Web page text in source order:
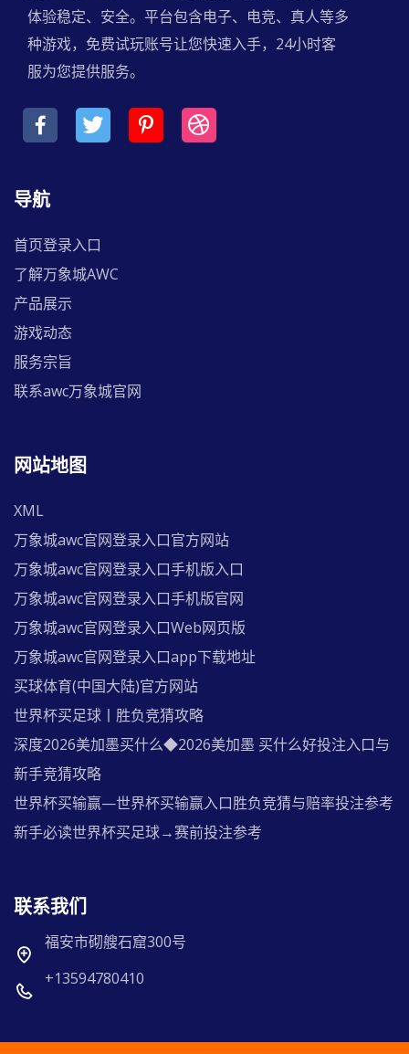
体验稳定、安全。平台包含电子、电竞、真人等多
种游戏，免费试玩账号让您快速入手，24小时客
服为您提供服务。
导航
首页登录入口
了解万象城AWC
产品展示
游戏动态
服务宗旨
联系awc万象城官网
网站地图
XML
万象城awc官网登录入口官方网站
万象城awc官网登录入口手机版入口
万象城awc官网登录入口手机版官网
万象城awc官网登录入口Web网页版
万象城awc官网登录入口app下载地址
买球体育(中国大陆)官方网站
世界杯买足球丨胜负竞猜攻略
深度2026美加墨买什么◆2026美加墨 买什么好投注入口与
新手竞猜攻略
世界杯买输赢—世界杯买输赢入口胜负竞猜与赔率投注参考
新手必读世界杯买足球→赛前投注参考
联系我们
福安市砌艘石窟300号
+13594780410